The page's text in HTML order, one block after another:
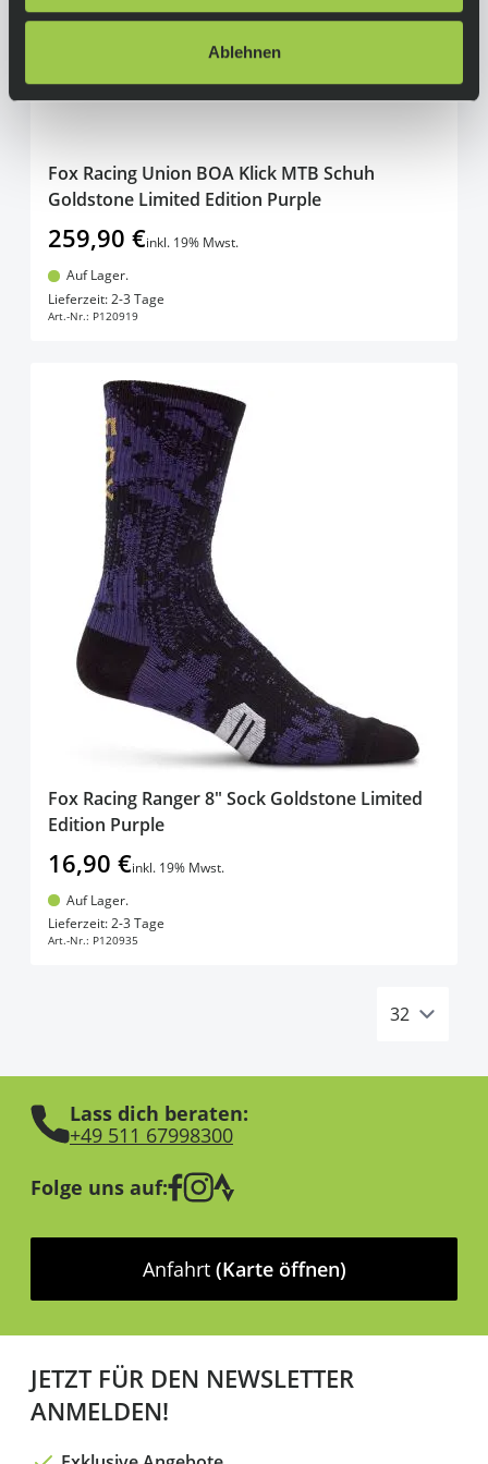
Ablehnen
Fox Racing Union BOA Klick MTB Schuh
Goldstone Limited Edition Purple
259,90 €inkl. 19% Mwst.
Auf Lager.
Lieferzeit: 2-3 Tage
Art.-Nr.: P120919
Fox Racing Ranger 8" Sock Goldstone Limited
Edition Purple
16,90 €inkl. 19% Mwst.
Auf Lager.
Lieferzeit: 2-3 Tage
Art.-Nr.: P120935
Lass dich beraten:
+49 511 67998300
Folge uns auf:
Anfahrt (Karte öffnen)
JETZT FÜR DEN NEWSLETTER
ANMELDEN!